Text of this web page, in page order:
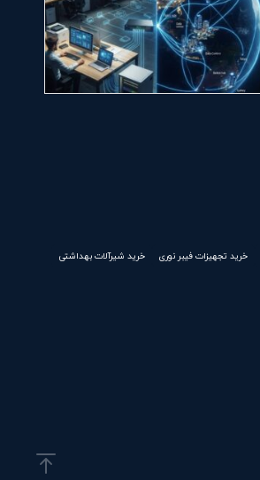
خرید تجهیزات فیبر نوری خرید شیرآلات بهداشتی